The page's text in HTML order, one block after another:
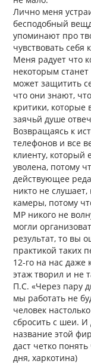
Лично меня
бесподобный
упоминают про
чувствовать себя
Меня радует что
некоторым
может защитить
что они знают,
критики, которые
заячьй душе
Возвращаясь к
телефонов и все
клиенту, который
уволена, потому
действующее
никто не
камеры, потому
МР никого не
могли
результат, то вы
практикой таких
12-го на нас даже
этаж творил и не
П.С. «Через пару
мы работать не
человек
сбросить с шеи.
название этой
даст четко
дня, харкотина)